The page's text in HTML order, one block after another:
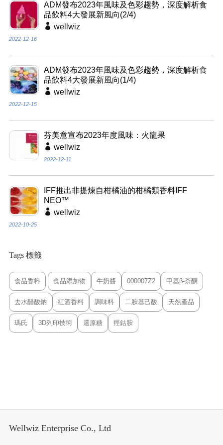
ADM發布2023年風味及色彩趨勢，深度解析食
品飲料4大發展新風向(2/4)
wellwiz
2022-12-16
ADM發布2023年風味及色彩趨勢，深度解析食
品飲料4大發展新風向(1/4)
wellwiz
2022-12-15
芬美意宣布2023年度風味：火龍果
wellwiz
2022-12-11
IFF推出非提煉自柑橘油的柑橘類香料IFF
NEO™
wellwiz
2022-10-25
Tags 標籤
食品香料 食品添加物 牛奶醬 000007Z2 甲基β-荼酮
去水醋酸鈉 紅酒香料 調味料 二胺基己酸 天然產品
瑪氏 3D列印技術 還原糖 羥鈷胺
Wellwiz Enterprise Co., Ltd